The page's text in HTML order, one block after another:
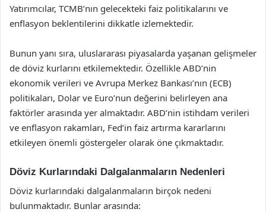
Yatırımcılar, TCMB’nın gelecekteki faiz politikalarını ve
enflasyon beklentilerini dikkatle izlemektedir.
Bunun yanı sıra, uluslararası piyasalarda yaşanan gelişmeler
de döviz kurlarını etkilemektedir. Özellikle ABD’nin
ekonomik verileri ve Avrupa Merkez Bankası’nın (ECB)
politikaları, Dolar ve Euro’nun değerini belirleyen ana
faktörler arasında yer almaktadır. ABD’nin istihdam verileri
ve enflasyon rakamları, Fed’in faiz artırma kararlarını
etkileyen önemli göstergeler olarak öne çıkmaktadır.
Döviz Kurlarındaki Dalgalanmaların Nedenleri
Döviz kurlarındaki dalgalanmaların birçok nedeni
bulunmaktadır. Bunlar arasında: